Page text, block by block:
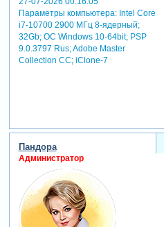
Параметры компьютера:Intel Core
i7-10700 2900 МГц 8-ядерный;
32Gb; ОС Windows 10-64bit; PSP
9.0.3797 Rus; Adobe Master
Collection СС; iClone-7
Пандора
Администратор